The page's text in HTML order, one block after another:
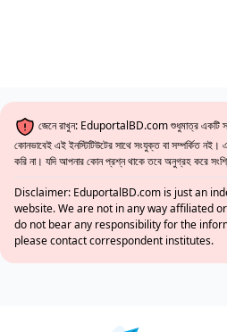
জেনে রাখুন: EduportalBD.com শুধুমাত্র একটি
কোনভাবেই এই ইনস্টিটিউটের সাথে সংযুক্ত বা সম্পর্কিত
করি না। যদি আপনার কোন প্রশ্ন থাকে তবে অনুগ্রহ করে
Disclaimer: EduportalBD.com is just an
website. We are not in any way affiliated
do not bear any responsibility for the
please contact correspondent institutes.